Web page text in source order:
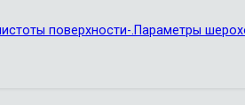
поверхности-.Параметры